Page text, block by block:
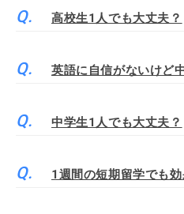
高校生1人でも大丈夫？
英語に自信がないけど
中学生1人でも大丈夫？
1週間の短期留学でも